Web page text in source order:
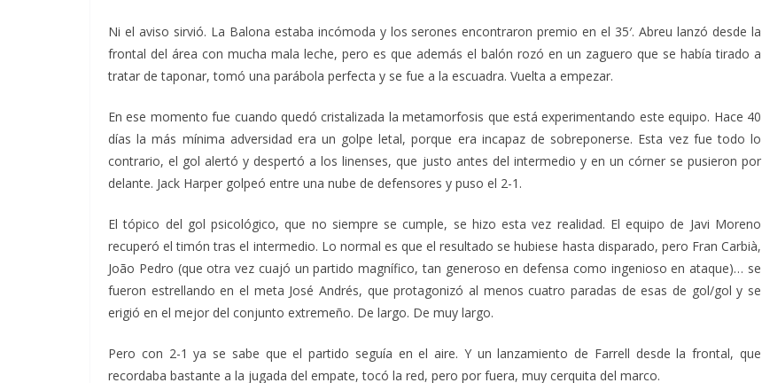
Ni el aviso sirvió. La Balona estaba incómoda y los serones encontraron premio en el 35′. Abreu lanzó desde la
frontal del área con mucha mala leche, pero es que además el balón rozó en un zaguero que se había tirado a
tratar de taponar, tomó una parábola perfecta y se fue a la escuadra. Vuelta a empezar.
En ese momento fue cuando quedó cristalizada la metamorfosis que está experimentando este equipo. Hace 40
días la más mínima adversidad era un golpe letal, porque era incapaz de sobreponerse. Esta vez fue todo lo
contrario, el gol alertó y despertó a los linenses, que justo antes del intermedio y en un córner se pusieron por
delante. Jack Harper golpeó entre una nube de defensores y puso el 2-1.
El tópico del gol psicológico, que no siempre se cumple, se hizo esta vez realidad. El equipo de Javi Moreno
recuperó el timón tras el intermedio. Lo normal es que el resultado se hubiese hasta disparado, pero Fran Carbià,
João Pedro (que otra vez cuajó un partido magnífico, tan generoso en defensa como ingenioso en ataque)… se
fueron estrellando en el meta José Andrés, que protagonizó al menos cuatro paradas de esas de gol/gol y se
erigió en el mejor del conjunto extremeño. De largo. De muy largo.
Pero con 2-1 ya se sabe que el partido seguía en el aire. Y un lanzamiento de Farrell desde la frontal, que
recordaba bastante a la jugada del empate, tocó la red, pero por fuera, muy cerquita del marco.